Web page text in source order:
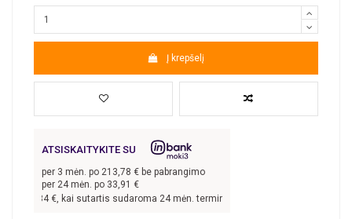
Į krepšelį
ATSISKAITYKITE SU
per 3 mėn. po 213,78 € be pabrangimo
per 24 mėn. po 33,91 €
€, kai sutartis sudaroma 24 mėn. terminui, metinė palūkanų norma –